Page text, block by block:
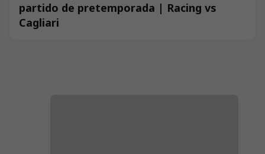
partido de pretemporada | Racing vs
Cagliari